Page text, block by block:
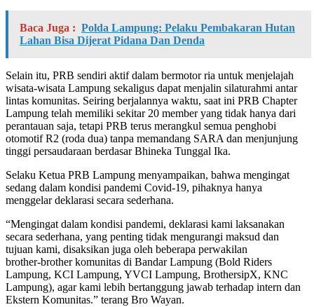
Baca Juga : Polda Lampung: Pelaku Pembakaran Hutan
Lahan Bisa Dijerat Pidana Dan Denda
Selain itu, PRB sendiri aktif dalam bermotor ria untuk menjelajah
wisata-wisata Lampung sekaligus dapat menjalin silaturahmi antar
lintas komunitas. Seiring berjalannya waktu, saat ini PRB Chapter
Lampung telah memiliki sekitar 20 member yang tidak hanya dari
perantauan saja, tetapi PRB terus merangkul semua penghobi
otomotif R2 (roda dua) tanpa memandang SARA dan menjunjung
tinggi persaudaraan berdasar Bhineka Tunggal Ika.
Selaku Ketua PRB Lampung menyampaikan, bahwa mengingat
sedang dalam kondisi pandemi Covid-19, pihaknya hanya
menggelar deklarasi secara sederhana.
“Mengingat dalam kondisi pandemi, deklarasi kami laksanakan
secara sederhana, yang penting tidak mengurangi maksud dan
tujuan kami, disaksikan juga oleh beberapa perwakilan
brother-brother komunitas di Bandar Lampung (Bold Riders
Lampung, KCI Lampung, YVCI Lampung, BrothersipX, KNC
Lampung), agar kami lebih bertanggung jawab terhadap intern dan
Ekstern Komunitas.” terang Bro Wayan.